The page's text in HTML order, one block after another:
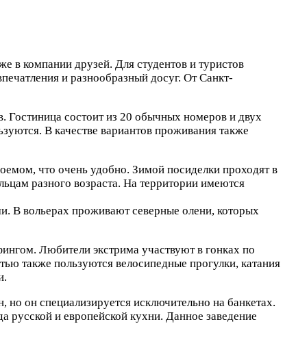
в компании друзей. Для студентов и туристов
и разнообразный досуг. От Санкт-
Гостиница состоит из 20 обычных номеров и двух
В качестве вариантов проживания также
что очень удобно. Зимой посиделки проходят в
разного возраста. На территории имеются
В вольерах проживают северные олени, которых
Любители экстрима участвуют в гонках по
также пользуются велосипедные прогулки, катания
он специализируется исключительно на банкетах.
и европейской кухни. Данное заведение